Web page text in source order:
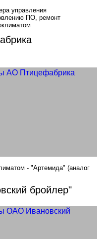
управления
ПО, ремонт
бройлер"
- "Артемида" (аналог